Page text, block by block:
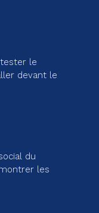
le
devant le
du
les